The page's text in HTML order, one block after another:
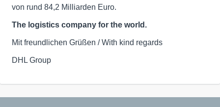
von rund 84,2 Milliarden Euro.
The logistics company for the world.
Mit freundlichen Grüßen / With kind regards
DHL Group